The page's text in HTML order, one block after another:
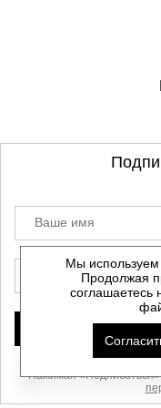
©2012-
Данный сайт не
не
Политика
Мы
Продолжая
соглашаетесь
Ваше имя
Нажимая